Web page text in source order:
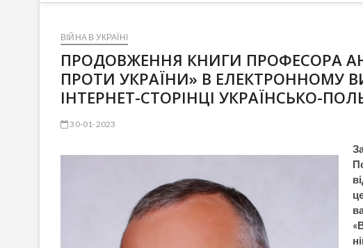
ВІЙНА В УКРАЇНІ
ПРОДОВЖЕННЯ КНИГИ ПРОФЕСОРА
ПРОТИ УКРАЇНИ» В ЕЛЕКТРОННОМУ
ІНТЕРНЕТ-СТОРІНЦІ УКРАЇНСЬКО-
30-01-2023